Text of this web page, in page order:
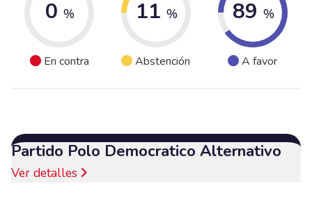
0 %
En contra
11 %
Abstención
89 %
A favor
Partido Polo Democratico Alternativo
Ver detalles